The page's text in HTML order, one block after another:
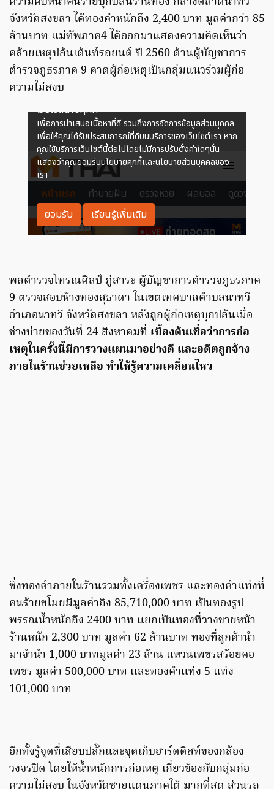
จังหวัดสงขลา ได้ทองคำหนักถึง 2,400 บาท มูลค่ากว่า 85
ล้านบาท แม่ทัพภาค4 ได้ออกมาแสดงความคิดเห็นว่า
คล้ายเหตุปล้นเต้นท์รถยนต์ ปี 2560 ด้านผู้บัญชาการ
ตำรวจภูธรภาค 9 คาดผู้ก่อเหตุเป็นกลุ่มแนวร่วมผู้ก่อ
ความไม่สงบ
พลตำรวจโทรณศิลป์ ภู่สาระ ผู้บัญชาการตำรวจภูธรภาค
9 ตรวจสอบห้างทองสุธาดา ในเขตเทศบาลตำบลนาทวี
อำเภอนาทวี จังหวัดสงขลา หลังถูกผู้ก่อเหตุบุกปล้นเมื่อ
ช่วงบ่ายของวันที่ 24 สิงหาคมที่ เบื้องต้นเชื่อว่าการก่อ
เหตุในครั้งนี้มีการวางแผนมาอย่างดี และอดีตลูกจ้าง
ภายในร้านช่วยเหลือ ทำให้รู้ความเคลื่อนไหว
ซึ่งทองคำภายในร้านรวมทั้งเครื่องเพชร และทองคำแท่งที่
คนร้ายขโมยมีมูลค่าถึง 85,710,000 บาท เป็นทองรูป
พรรณน้ำหนักถึง 2400 บาท แยกเป็นทองที่วางขายหน้า
ร้านหนัก 2,300 บาท มูลค่า 62 ล้านบาท ทองที่ลูกค้านำ
มาจำนำ 1,000 บาทมูลค่า 23 ล้าน แหวนเพชรสร้อยคอ
เพชร มูลค่า 500,000 บาท และทองคำแท่ง 5 แท่ง
101,000 บาท
อีกทั้งรู้จุดที่เสียบปลั๊กและจุดเก็บฮาร์ดดิสท์ของกล้อง
วงจรปิด โดยให้น้ำหนักการก่อเหตุ เกี่ยวข้องกับกลุ่มก่อ